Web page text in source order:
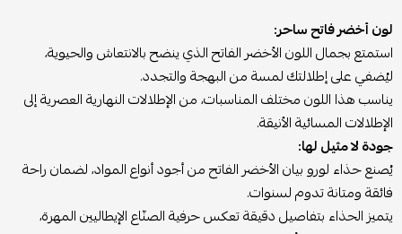
لون أخضر فاتح ساحر:
استمتع بجمال اللون الأخضر الفاتح الذي ينضح بالانتعاش والحيوية،
ليُضفي على إطلالتك لمسة من البهجة والتجدد.
يناسب هذا اللون مختلف المناسبات، من الإطلالات النهارية العصرية إلى
الإطلالات المسائية الأنيقة.
جودة لا مثيل لها:
يُصنع حذاء لورو بيان الأخضر الفاتح من أجود أنواع المواد، لضمان راحة
فائقة ومتانة تدوم لسنوات.
يتميز الحذاء بتفاصيل دقيقة تعكس حرفية الصنّاع الإيطاليين المهرة،